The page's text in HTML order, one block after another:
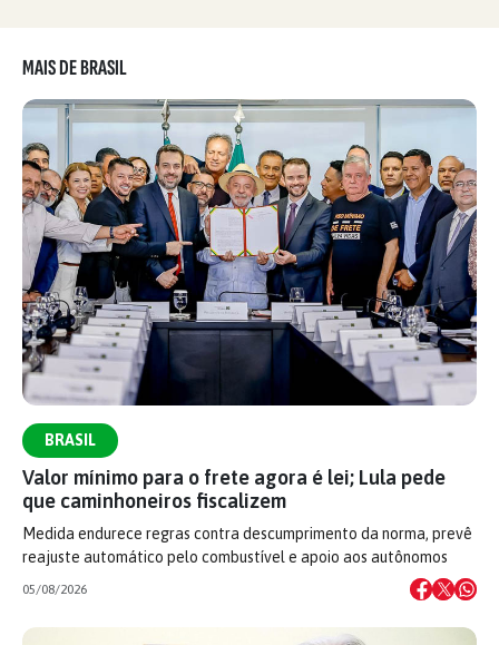
MAIS DE BRASIL
BRASIL
Valor mínimo para o frete agora é lei; Lula pede
que caminhoneiros fiscalizem
Medida endurece regras contra descumprimento da norma, prevê
reajuste automático pelo combustível e apoio aos autônomos
05/08/2026